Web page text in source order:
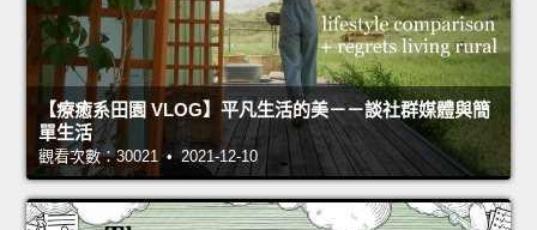
【療癒系田園 VLOG】平凡生活的美－－談社群媒體與簡
單生活
觀看次數：30021 • 2021-12-10